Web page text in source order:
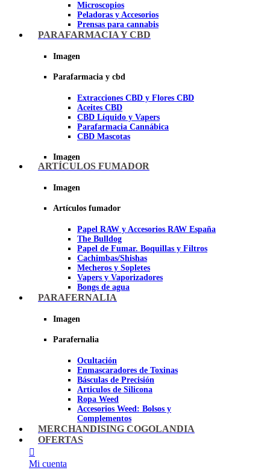
Microscopios
Peladoras y Accesorios
Prensas para cannabis
Secadores de cogollos
PARAFARMACIA Y CBD
Imagen
Parafarmacia y cbd
Extracciones CBD y Flores CBD
Aceites CBD
CBD Líquido y Vapers
Parafarmacia Cannábica
CBD Mascotas
Imagen
ARTÍCULOS FUMADOR
Imagen
Artículos fumador
Papel RAW y Accesorios RAW España
The Bulldog
Papel de Fumar. Boquillas y Filtros
Cachimbas/Shishas
Mecheros y Sopletes
Vapers y Vaporizadores
Bongs de agua
Bandejas para liar
Ceniceros para Fumadores
Pipas BHO
Dabbers
Imagen
PARAFERNALIA
Imagen
Parafernalia
Ocultación
Enmascaradores de Toxinas
Básculas de Precisión
Articulos de Silicona
Ropa Weed
Accesorios Weed: Bolsos y
Complementos
Cannabuds
Inciensos
MERCHANDISING COGOLANDIA
OFERTAS
Mi cuenta